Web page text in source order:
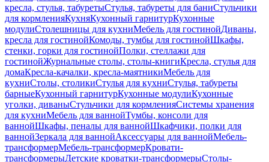
кресла, стулья, табуретыСтулья, табуреты для баниСтульчики
для кормленияКухняКухонный гарнитурКухонные
модулиСтолешницы для кухниМебель для гостинойДиваны,
кресла для гостинойКомоды, тумбы для гостинойШкафы,
стенки, горки для гостинойПолки, стеллажи для
гостинойЖурнальные столы, столы-книгиКресла, стулья для
домаКресла-качалки, кресла-маятникиМебель для
кухниСтолы, столикиСтулья для кухниСтулья, табуреты
барныеКухонный гарнитурКухонные модулиКухонные
уголки, диваныСтульчики для кормленияСистемы хранения
для кухниМебель для ваннойТумбы, консоли для
ваннойШкафы, пеналы для ваннойШкафчики, полки для
ваннойЗеркала для ваннойАксессуары для ваннойМебель-
трансформерМебель-трансформерКровати-
трансформерыДетские кроватки-трансформерыСтолы-